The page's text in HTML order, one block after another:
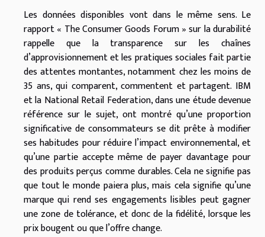
Les données disponibles vont dans le même sens. Le
rapport « The Consumer Goods Forum » sur la durabilité
rappelle que la transparence sur les chaînes
d’approvisionnement et les pratiques sociales fait partie
des attentes montantes, notamment chez les moins de
35 ans, qui comparent, commentent et partagent. IBM
et la National Retail Federation, dans une étude devenue
référence sur le sujet, ont montré qu’une proportion
significative de consommateurs se dit prête à modifier
ses habitudes pour réduire l’impact environnemental, et
qu’une partie accepte même de payer davantage pour
des produits perçus comme durables. Cela ne signifie pas
que tout le monde paiera plus, mais cela signifie qu’une
marque qui rend ses engagements lisibles peut gagner
une zone de tolérance, et donc de la fidélité, lorsque les
prix bougent ou que l’offre change.